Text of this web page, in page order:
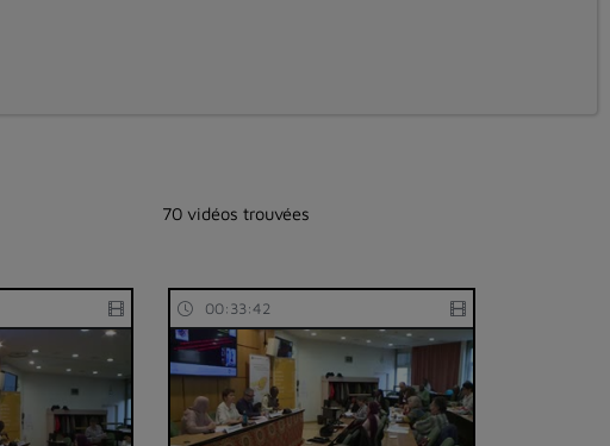
70 vidéos trouvées
00:33:42